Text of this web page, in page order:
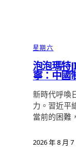
星期六
泡泡瑪特
寧：中國
新時代呼喚
力。習近平
當前的困難
2026 年 8 月 7